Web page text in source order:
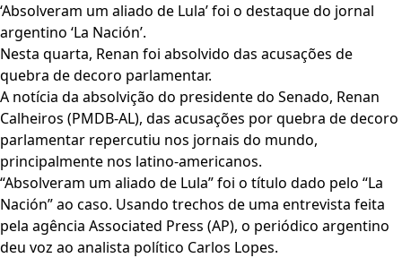
‘Absolveram um aliado de Lula’ foi o destaque do jornal
argentino ‘La Nación’.
Nesta quarta, Renan foi absolvido das acusações de
quebra de decoro parlamentar.
A notícia da absolvição do presidente do Senado, Renan
Calheiros (PMDB-AL), das acusações por quebra de decoro
parlamentar repercutiu nos jornais do mundo,
principalmente nos latino-americanos.
“Absolveram um aliado de Lula” foi o título dado pelo “La
Nación” ao caso. Usando trechos de uma entrevista feita
pela agência Associated Press (AP), o periódico argentino
deu voz ao analista político Carlos Lopes.